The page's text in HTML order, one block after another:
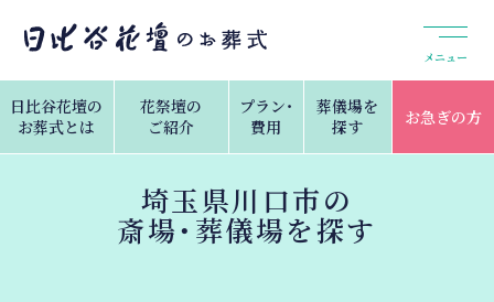
メニュー
日比谷花壇の
お葬式とは
花祭壇の
ご紹介
プラン・
費用
葬儀場を
探す
お急ぎの方
埼玉県川口市の
斎場・葬儀場を探す